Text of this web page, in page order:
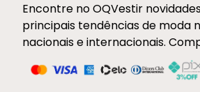
Encontre no OQVestir
principais tendências de moda
nacionais e internacionais.